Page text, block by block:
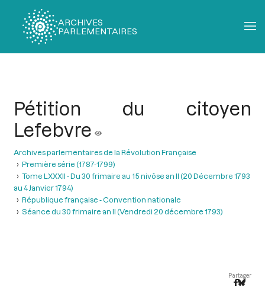
ARCHIVES
PARLEMENTAIRES
Pétition du citoyen
Lefebvre
Archives parlementaires de la Révolution Française
Première série (1787-1799)
Tome LXXXII - Du 30 frimaire au 15 nivôse an II (20 Décembre 1793
au 4 Janvier 1794)
République française - Convention nationale
Séance du 30 frimaire an II (Vendredi 20 décembre 1793)
Partager